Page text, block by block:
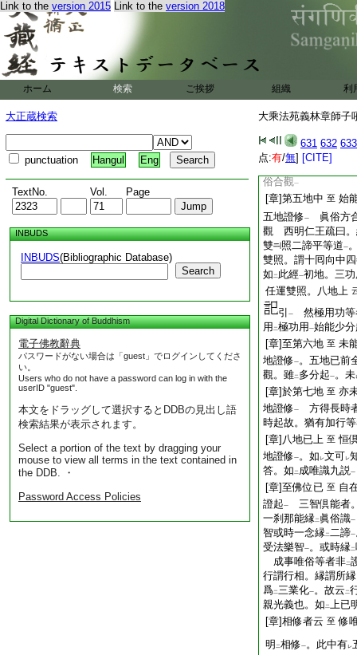
Link to the version 2015 Link to the version 2018
ホーム 検索 ご挨拶 組織 利
大正蔵検索
punctuation Hangul Eng
TextNo. Vol. Page
INBUDS
INBUDS(Bibliographic Database)
Search
Digital Dictionary of Buddhism
電子佛教辭典
パスワードがない場合は「guest」でログインしてくださ
い。
Users who do not have a password can log in with the
userID "guest".
本文をドラッグして選択するとDDBの見出し語
検索結果が表示されます。
Select a portion of the text by dragging your
mouse to view all terms in the text contained in
the DDB. ・
Password Access Policies
大乘法苑義林章師子
631 632 633
点:有/無] [CITE]
似而非眞者。雖レ
レ除。觀心有
少物
。謂是唯
云云
見道之證修
了眞
方了俗識者縁二 淨
[章]四地以前眞俗
道二地三地四地證修
觀 眞。以
俗合觀一
[章]第五地中 至 始
五地證修一
眞俗方
觀 西明仁王疏曰。
雙
照二諦平等道一
雙照。謂十囘向中
如 二 此經一初地。三
任運雙照。八地上
引 一
然極用功等
用 二極功用 一始能少
[章]至第六地 至 未
地證修一。五地已前
觀。雖二 多分起一。未
[章]於第七地 至 亦
地證修一
方得長時
時起故。猶有加行
[章]八地已上 至 恒
地證修一。如 レ文可レ
答。如 二 成唯識九説一
[章]至佛位已 至 自
證起一
三智倶能者
一刹那能縁二 眞俗識一
智或時一念縁二二諦一
受法樂智一。或時縁二
成事唯俗等者非二
行謂行相。縁謂所
爲二三業化一。故云 二
親光義也。如 二上已
[章]相修者云 至 修
明 二相修一。此中有レ